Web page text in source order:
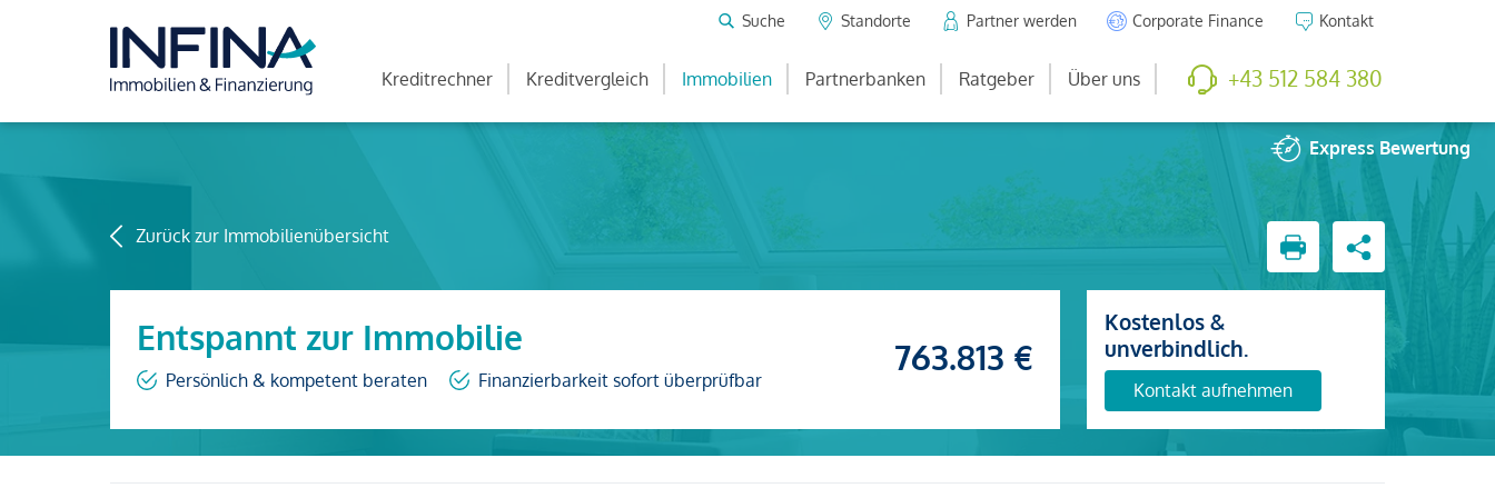
Suche Standorte Partner werden Corporate Finance Kontakt
Kreditrechner Kreditvergleich Immobilien Partnerbanken Ratgeber Über uns +43 512 584 380
Express Bewertung
Zurück zur Immobilienübersicht
Entspannt zur Immobilie
Persönlich & kompetent beraten Finanzierbarkeit sofort überprüfbar
763.813 €
Kostenlos &
unverbindlich.
Kontakt aufnehmen